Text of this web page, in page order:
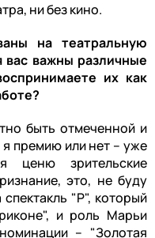
ни без кино.
на театральную
важны различные
их как
быть отмеченной и
премию или нет – уже
ценю зрительские
это, не буду
"Р", который
и роль Марьи
– "Золотая